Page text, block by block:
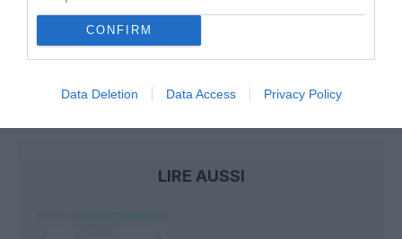
CONFIRM
Data Deletion Data Access Privacy Policy
Lingus : l’enquête irlandaise détaille une perte de
conscience de la situation en approche
LIRE AUSSI